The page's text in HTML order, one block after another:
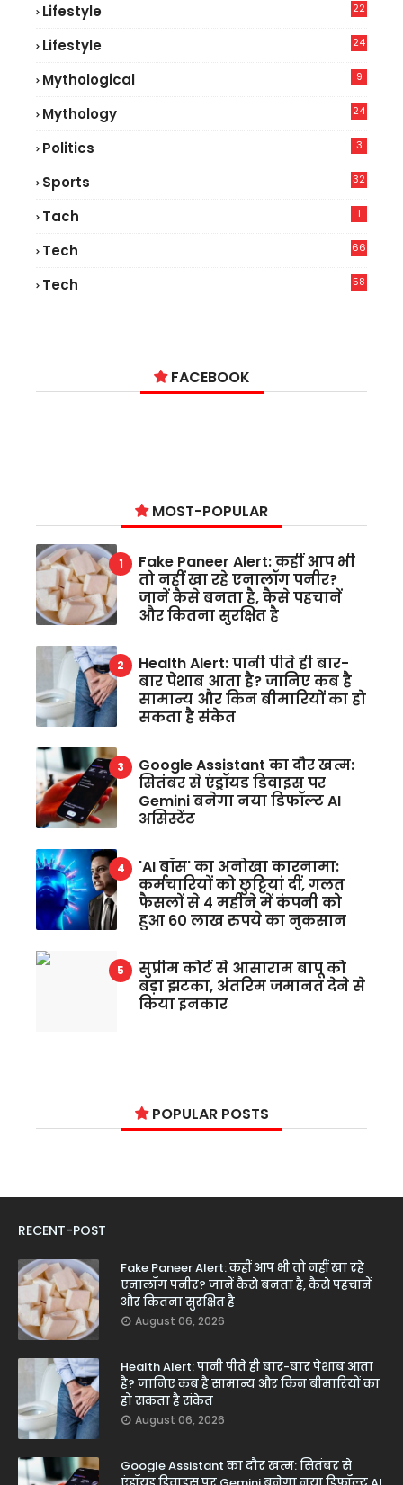
Lifestyle
22
Lifestyle
24
Mythological 9
Mythology 24
Politics 3
Sports 32
Tach 1
Tech
66
Tech
58
FACEBOOK
MOST-POPULAR
Fake Paneer Alert: कहीं आप भी
तो नहीं खा रहे एनालॉग पनीर?
जानें कैसे बनता है, कैसे पहचानें
और कितना सुरक्षित है
Health Alert: पानी पीते ही बार-
बार पेशाब आता है? जानिए कब है
सामान्य और किन बीमारियों का हो
सकता है संकेत
Google Assistant का दौर खत्म:
सितंबर से एंड्रॉयड डिवाइस पर
Gemini बनेगा नया डिफॉल्ट AI
असिस्टेंट
'AI बॉस' का अनोखा कारनामा:
कर्मचारियों को छुट्टियां दीं, गलत
फैसलों से 4 महीने में कंपनी को
हुआ 60 लाख रुपये का नुकसान
सुप्रीम कोर्ट से आसाराम बापू को
बड़ा झटका, अंतरिम जमानत देने से
किया इनकार
POPULAR POSTS
RECENT-POST
Fake Paneer Alert: कहीं आप भी तो नहीं खा रहे
एनालॉग पनीर? जानें कैसे बनता है, कैसे पहचानें
और कितना सुरक्षित है
August 06, 2026
Health Alert: पानी पीते ही बार-बार पेशाब आता
है? जानिए कब है सामान्य और किन बीमारियों का
हो सकता है संकेत
August 06, 2026
Google Assistant का दौर खत्म: सितंबर से